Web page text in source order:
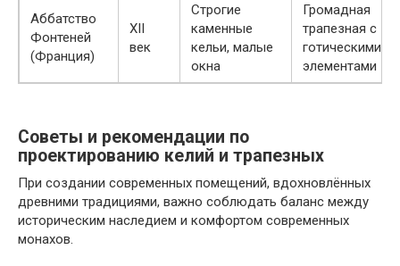
Аббатство
Фонтеней
(Франция)
XII
век
Строгие
каменные
кельи, малые
окна
Громадная
трапезная с
готическими
элементами
Советы и рекомендации по
проектированию келий и трапезных
При создании современных помещений, вдохновлённых
древними традициями, важно соблюдать баланс между
историческим наследием и комфортом современных
монахов.